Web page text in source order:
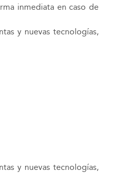
inmediata en caso de
y nuevas tecnologías,
y nuevas tecnologías,